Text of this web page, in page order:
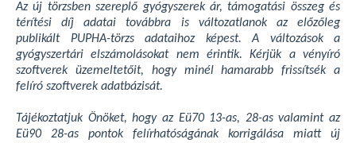
Az új törzsben szereplő gyógyszerek ár, támogatási összeg és
térítési díj adatai továbbra is változatlanok az előzőleg
publikált PUPHA-törzs adataihoz képest.A változások a
gyógyszertári elszámolásokat nem érintik. Kérjük a vényíró
szoftverek üzemeltetőit, hogy minél hamarabb frissítsék a
felíró szoftverek adatbázisát.
Tájékoztatjuk Önöket, hogy az Eü70 13-as, 28-as valamint az
Eü90 28-as pontok felírhatóságának korrigálása miatt új